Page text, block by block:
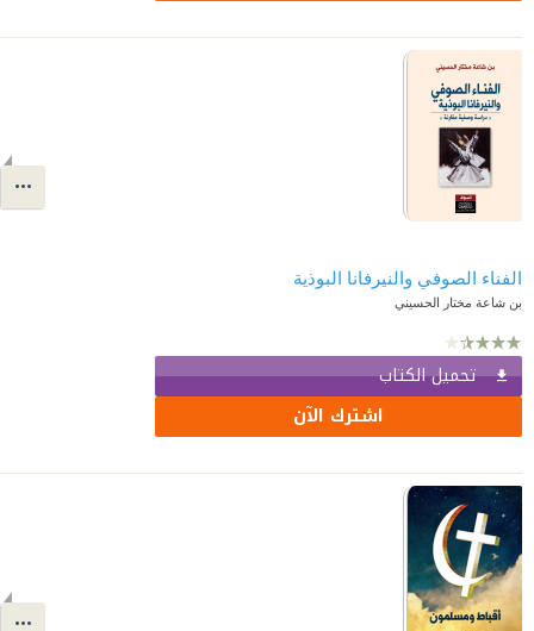
الفناء الصوفي والنيرفانا البوذية
بن شاعة مختار الحسيني
تحميل الكتاب
اشترك الآن